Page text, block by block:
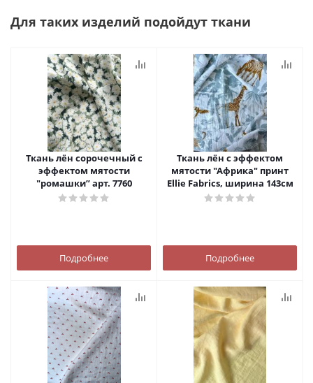
Для таких изделий подойдут ткани
Ткань лён сорочечный с
эффектом мятости
"ромашки” арт. 7760
Подробнее
Ткань лён с эффектом
мятости "Африка" принт
Ellie Fabrics, ширина 143см
Подробнее